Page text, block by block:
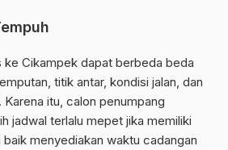
Cikampek dapat berbeda beda
titik antar, kondisi jalan, dan
itu, calon penumpang
jadwal terlalu mepet jika memiliki
menyediakan waktu cadangan